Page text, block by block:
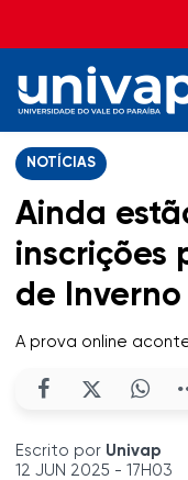
NOTÍCIAS
Ainda
inscrições
de Inverno
A prova online
Escrito por Univap
12 JUN 2025 - 17H03